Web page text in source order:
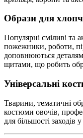
Образи для
Популярні сміливі та
пожежники, роботи,
доповнюються
щитами, що робить
Універсальні
Тварини, тематичні
костюми овочів,
для більшості заходів